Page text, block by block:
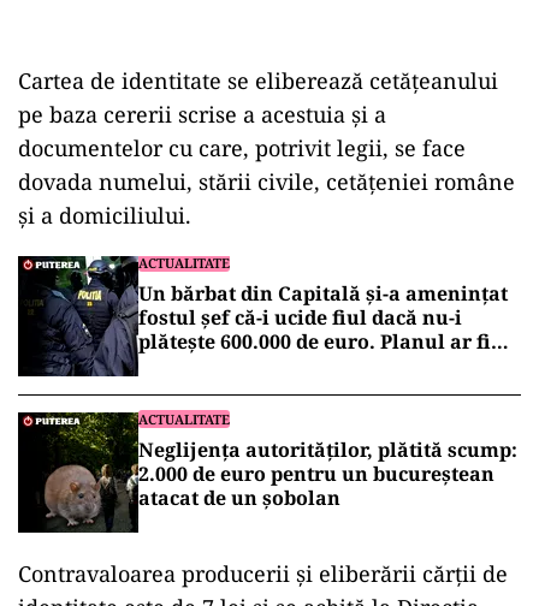
Cartea de identitate se eliberează cetățeanului
pe baza cererii scrise a acestuia şi a
documentelor cu care, potrivit legii, se face
dovada numelui, stării civile, cetăţeniei române
şi a domiciliului.
ACTUALITATE
Un bărbat din Capitală și-a amenințat
fostul șef că-i ucide fiul dacă nu-i
plătește 600.000 de euro. Planul ar fi
ACTUALITATE
Neglijența autorităților, plătită scump:
2.000 de euro pentru un bucureștean
atacat de un șobolan
Contravaloarea producerii şi eliberării cărţii de